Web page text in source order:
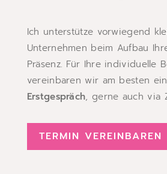
Ich unterstütze vorwiegend
Unternehmen beim Aufbau
Präsenz. Für Ihre individuelle
vereinbaren wir am besten ein
Erstgespräch, gerne auch via
TERMIN VEREINBAREN